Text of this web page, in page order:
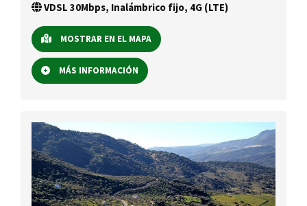
VDSL 30Mbps, Inalámbrico fijo, 4G (LTE)
MOSTRAR EN EL MAPA
MÁS INFORMACIÓN